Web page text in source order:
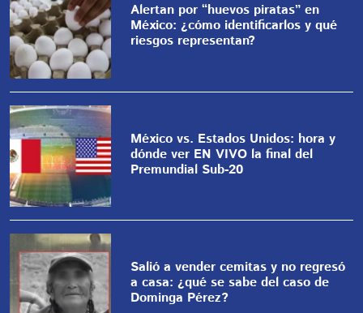
Alertan por “huevos piratas” en
México: ¿cómo identificarlos y qué
riesgos representan?
México vs. Estados Unidos: hora y
dónde ver EN VIVO la final del
Premundial Sub-20
Salió a vender cemitas y no regresó
a casa: ¿qué se sabe del caso de
Dominga Pérez?